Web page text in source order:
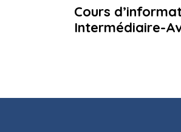
Cours
Intermédiaire-